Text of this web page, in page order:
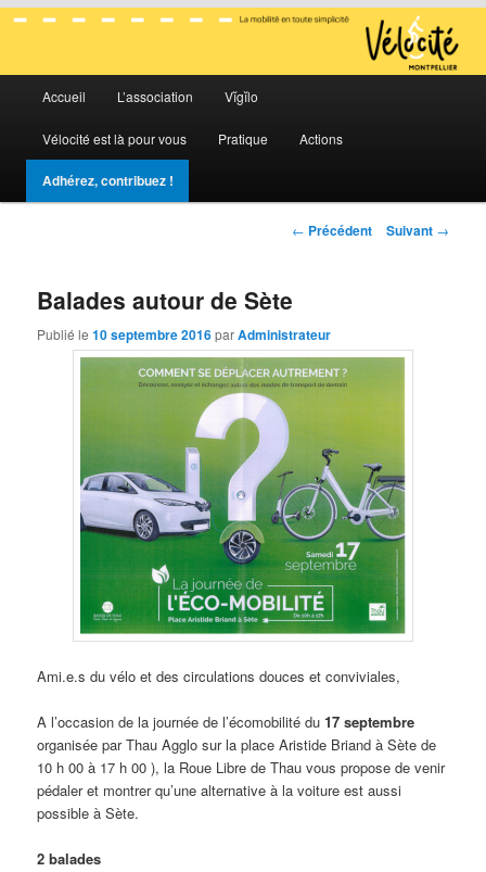
Vélocité Grand Montpellier
La mobilité en toute simplicité
Aller
au
contenu
Aller
au
contenu
Accueil L’association Vĭgĭlo
Vélocité est là pour vous Pratique Actions
Adhérez, contribuez !
Navigation
← Précédent Suivant →
Balades autour de Sète
Publié le10 septembre 2016parAdministrateur
Ami.e.s du vélo et des circulations douces et conviviales,
A l’occasion de la journée de l’écomobilité du17 septembre
organisée par Thau Agglo sur la place Aristide Briand à Sète de
10 h 00 à 17 h 00 ), la Roue Libre de Thau vous propose de venir
pédaler et montrer qu’une alternative à la voiture est aussi
possible à Sète.
2 balades